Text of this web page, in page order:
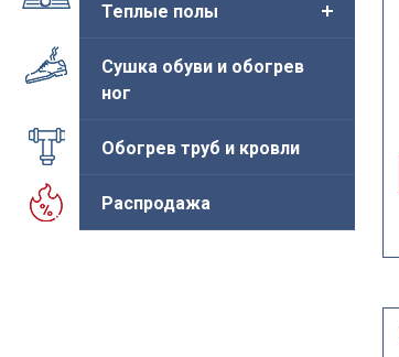
Теплые полы
Сушка обуви и обогрев
ног
Обогрев труб и кровли
Распродажа